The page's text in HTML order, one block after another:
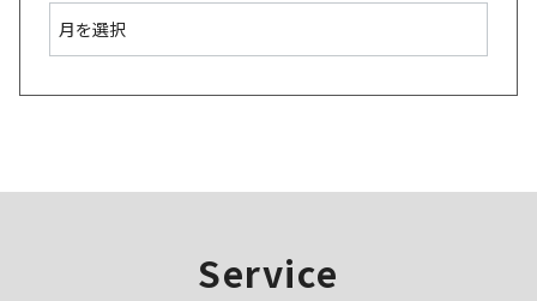
ア
ー
Service